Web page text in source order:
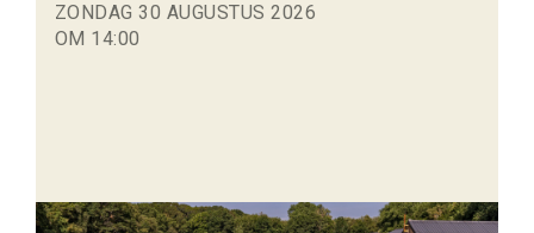
ZONDAG 30 AUGUSTUS 2026
OM 14:00